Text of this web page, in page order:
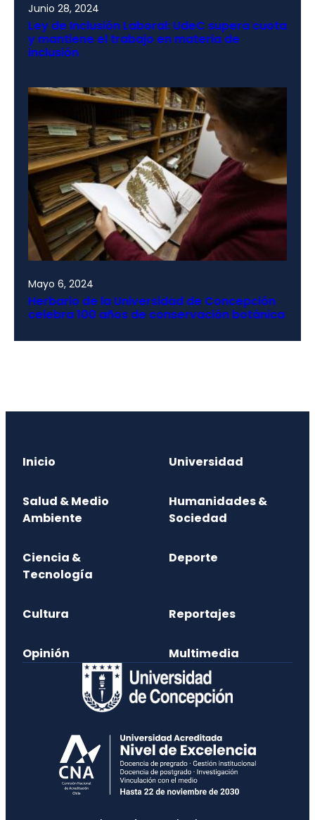
Junio 28, 2024
Ley de Inclusión Laboral: UdeC supera cuota
y mantiene el trabajo en materia de
inclusión
Mayo 6, 2024
Herbario de la Universidad de Concepción
celebra 100 años de conservación botánica
Inicio Universidad
Salud & Medio
Ambiente
Humanidades &
Sociedad
Ciencia &
Tecnología
Deporte
Cultura Reportajes
Opinión Multimedia